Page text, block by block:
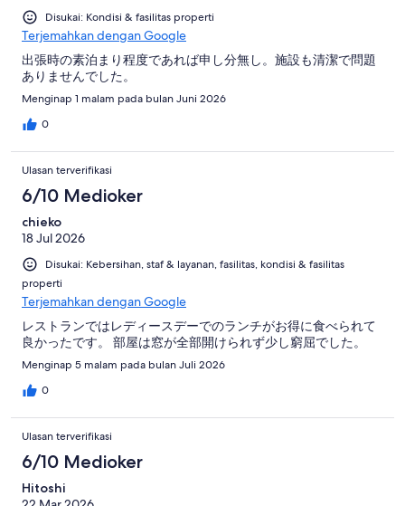
Disukai: Kondisi & fasilitas properti
Terjemahkan dengan Google
出張時の素泊まり程度であれば申し分無し。施設も清潔で問題
ありませんでした。
Menginap 1 malam pada bulan Juni 2026
0
Ulasan terverifikasi
6/10 Medioker
chieko
18 Jul 2026
Disukai: Kebersihan, staf & layanan, fasilitas, kondisi & fasilitas
properti
Terjemahkan dengan Google
レストランではレディースデーでのランチがお得に食べられて
良かったです。 部屋は窓が全部開けられず少し窮屈でした。
Menginap 5 malam pada bulan Juli 2026
0
Ulasan terverifikasi
6/10 Medioker
Hitoshi